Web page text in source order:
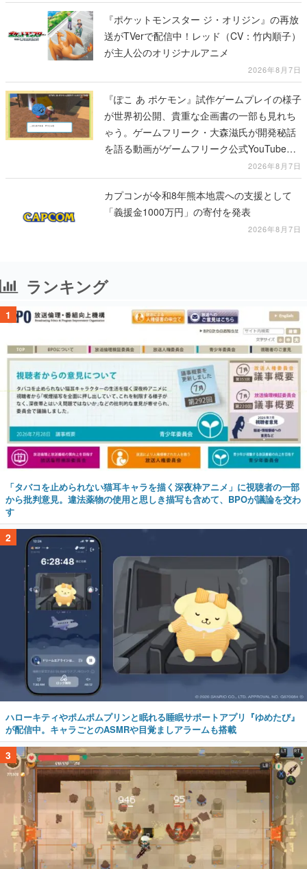
『ポケットモンスター ジ・オリジン』の再放
送がTVerで配信中！レッド（CV：竹内順子）
が主人公のオリジナルアニメ
2026年8月7日
『ぽこ あ ポケモン』試作ゲームプレイの様子
が世界初公開、貴重な企画書の一部も見れち
ゃう。ゲームフリーク・大森滋氏が開発秘話
を語る動画がゲームフリーク公式YouTubeで
2026年8月7日
カプコンが令和8年熊本地震への支援として
「義援金1000万円」の寄付を発表
2026年8月7日
ランキング
1
「タバコを止められない猫耳キャラを描く深夜枠アニメ」に視聴者の一部
から批判意見。違法薬物の使用と思しき描写も含めて、BPOが議論を交わ
す
2
ハローキティやポムポムプリンと眠れる睡眠サポートアプリ『ゆめたび』
が配信中。キャラごとのASMRや目覚ましアラームも搭載
3